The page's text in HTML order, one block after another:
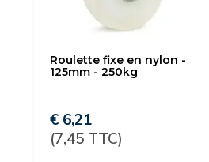
Roulette fixe en nylon -
125mm - 250kg
€ 6,21
(7,45 TTC)